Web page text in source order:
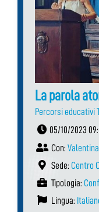
La parola
Percorsi educativi
05/10/2023
Con:
Sede: Centro
Tipologia:
Lingua: